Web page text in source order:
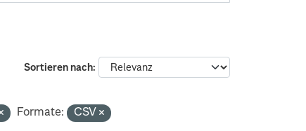
Sortieren nach
Formate: CSV